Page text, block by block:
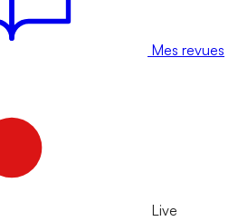
Mes revues
Live